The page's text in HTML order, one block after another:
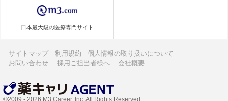
日本最大級の医療専門サイト
サイトマップ 利用規約
個人情報の取り扱いについて
お問い合わせ
採用ご担当者様へ 会社概要
©2009 - 2026 M3 Career, Inc. All Rights Reserved.